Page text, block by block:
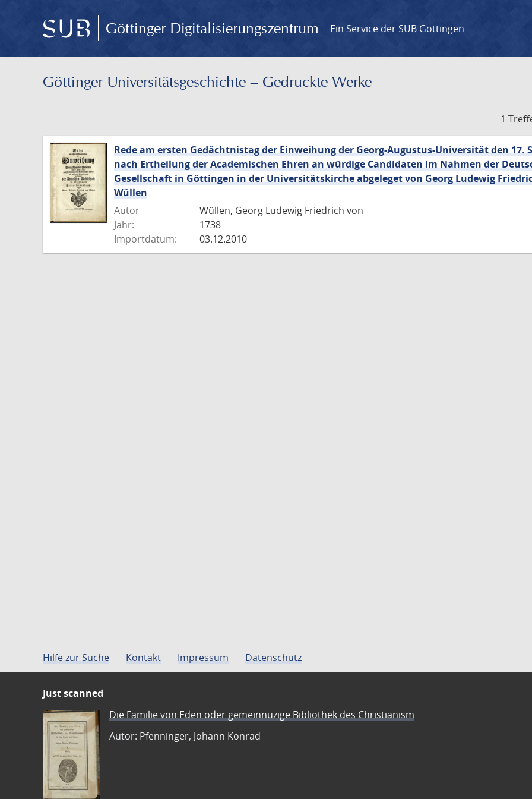
Göttinger Digitalisierungszentrum Ein Service der SUB Göttingen
Göttinger Universitäts­geschichte – Gedruckte Werke
1
Rede am ersten Gedächtnistag der Einweihung der Georg-Augustus-Universität den 17.
nach Ertheilung der Academischen Ehren an würdige Candidaten im Nahmen der
Gesellschaft in Göttingen in der Universitätskirche abgeleget von Georg Ludewig
Wüllen
Autor
Wüllen, Georg Ludewig Friedrich von
Jahr:
1738
Importdatum:
03.12.2010
Hilfe zur Suche Kontakt Impressum Datenschutz
Just scanned
Die Familie von Eden oder gemeinnüzige Bibliothek des Christianism
Autor: Pfenninger, Johann Konrad